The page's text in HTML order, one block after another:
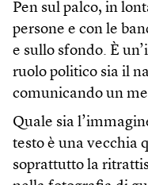
Pen sul palco, in
persone e con le
e sullo sfondo. È
ruolo politico sia il
comunicando un
Quale sia
testo è una vecchia
soprattutto la